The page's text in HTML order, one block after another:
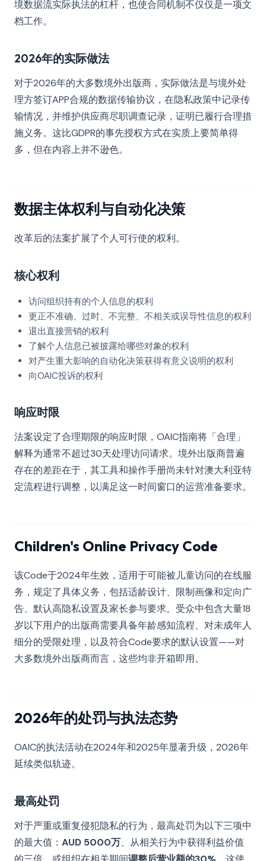
境数据流实际执法的杠杆，也使合同机制不仅仅是一项文
档工作。
2026年的实际做法
对于2026年的大多数境外出版商，实际做法是与境外处
理方签订APP合规的数据传输协议，在隐私政策中记录传
输情况，并维护供应商尽职调查记录，证明已履行合理措
施义务。这比GDPR的事先授权方式在实质上要简单得
多，但在内容上并不逊色。
数据主体权利与自动化决策
改革后的法案扩展了个人可行使的权利。
核心权利
访问组织持有的个人信息的权利
更正不准确、过时、不完整、不相关或误导性信息的权利
退出直接营销的权利
了解个人信息已被披露给哪些对象的权利
对产生重大影响的自动化决策获得有意义说明的权利
向OAIC投诉的权利
响应时限
法案设定了合理期限的响应时限，OAIC指南将「合理」
解释为通常不超过30天处理访问请求。境外出版商普遍
存在的差距在于，其工具和操作手册尚未针对澳大利亚特
定流程进行调整，以满足这一时间窗口的运营准备要求。
Children's Online Privacy Code
该Code于2024年生效，适用于可能被儿童访问的在线服
务，规定了具体义务，包括适龄设计、限制画像和定向广
告、默认高隐私设置及家长参与要求。受众中包含大量18
岁以下用户的出版商需要具备年龄感知流程、对未成年人
细分的受限处理，以及符合Code要求的默认设置——对
大多数境外出版商而言，这些均非开箱即用。
2026年的处罚与执法态势
OAIC的执法活动在2024年和2025年显著升级，2026年
延续类似轨迹。
最高处罚
对于严重或重复侵犯隐私的行为，最高处罚为以下三项中
的最大值： AUD 5000万、从相关行为中获得利益价值